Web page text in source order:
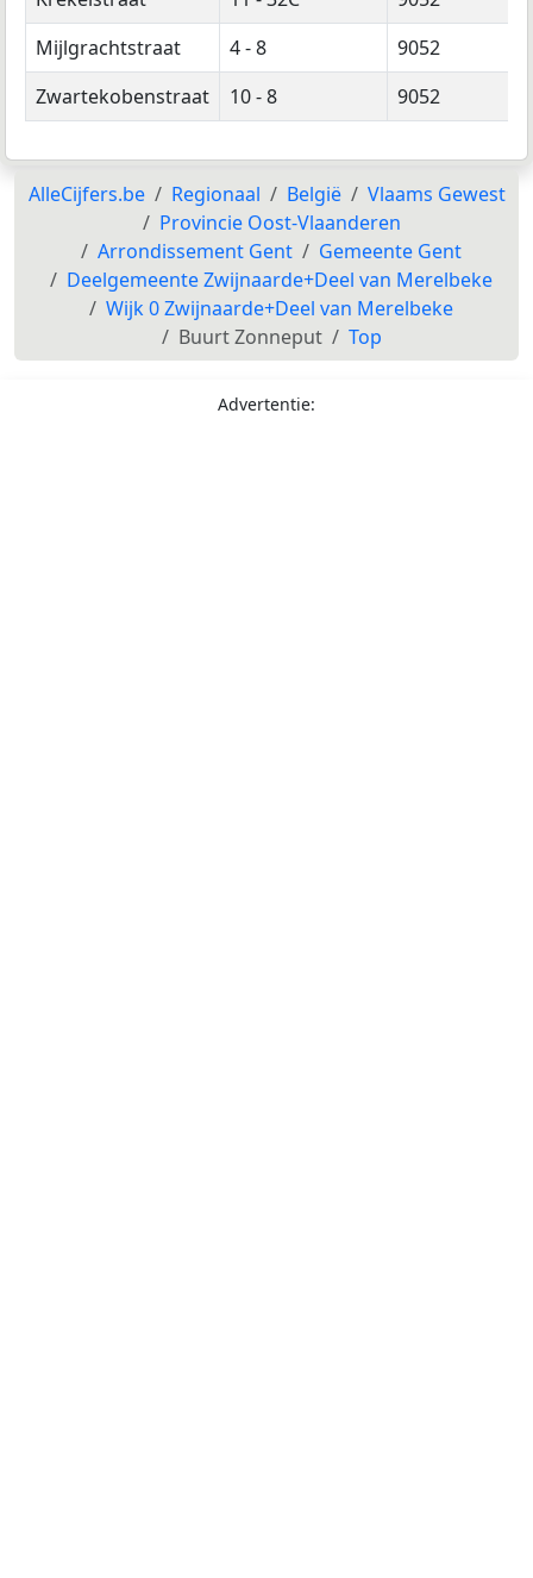
Mijlgrachtstraat
4 - 8
9052
Zwartekobenstraat
10 - 8 9052
AlleCijfers.be Regionaal België
Vlaams Gewest
Provincie Oost-Vlaanderen
Arrondissement Gent
Gemeente Gent
Deelgemeente Zwijnaarde+Deel van Merelbeke
Wijk 0 Zwijnaarde+Deel van Merelbeke
Buurt Zonneput
Top
Advertentie: